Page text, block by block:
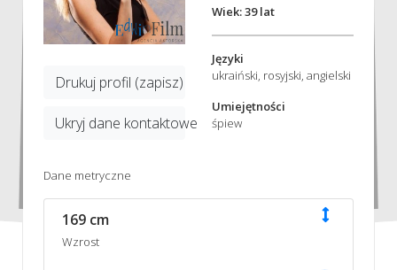
Drukuj profil (zapisz)
Ukryj dane kontaktowe
Wiek: 39 lat
Języki
ukraiński, rosyjski, angielski
Umiejętności
śpiew
Dane metryczne
169 cm
Wzrost